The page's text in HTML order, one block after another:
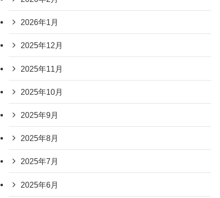
2026年1月
2025年12月
2025年11月
2025年10月
2025年9月
2025年8月
2025年7月
2025年6月